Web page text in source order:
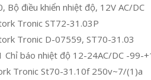
Bộ điều khiển nhiệt độ, 12V AC/DC
Tronic ST72-31.03P
Tronic D-07559, ST70-31.03
Chỉ báo nhiệt độ 12-24AC/DC -99-
Tronic St70-31.10f 250v~7/(1)a